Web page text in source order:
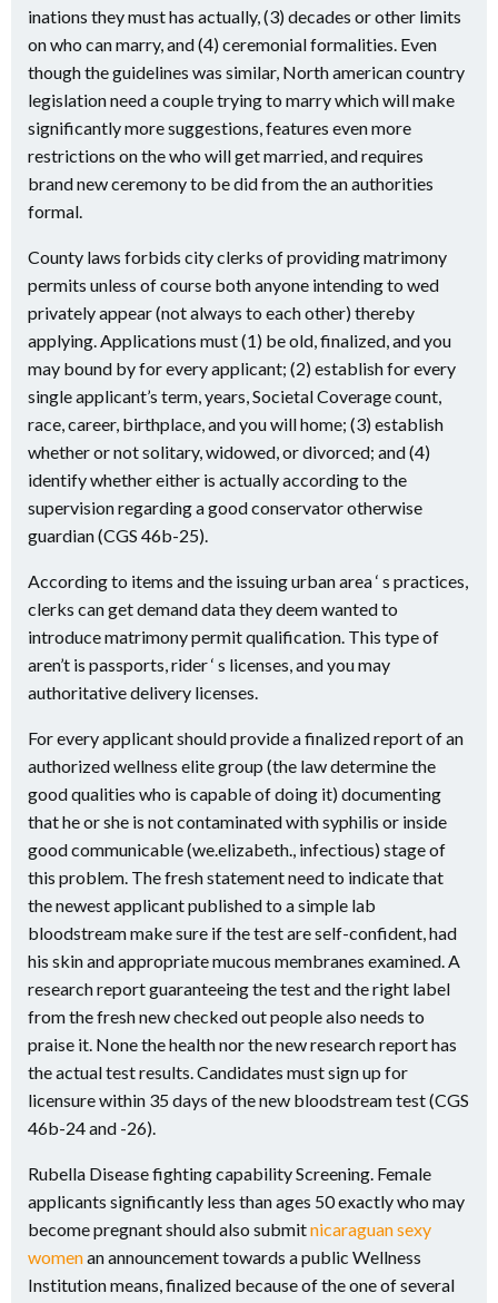
inations they must has actually, (3) decades or other limits
on who can marry, and (4) ceremonial formalities. Even
though the guidelines was similar, North american country
legislation need a couple trying to marry which will make
significantly more suggestions, features even more
restrictions on the who will get married, and requires
brand new ceremony to be did from the an authorities
formal.
County laws forbids city clerks of providing matrimony
permits unless of course both anyone intending to wed
privately appear (not always to each other) thereby
applying. Applications must (1) be old, finalized, and you
may bound by for every applicant; (2) establish for every
single applicant’s term, years, Societal Coverage count,
race, career, birthplace, and you will home; (3) establish
whether or not solitary, widowed, or divorced; and (4)
identify whether either is actually according to the
supervision regarding a good conservator otherwise
guardian (CGS 46b-25).
According to items and the issuing urban area ‘ s practices,
clerks can get demand data they deem wanted to
introduce matrimony permit qualification. This type of
aren’t is passports, rider ‘ s licenses, and you may
authoritative delivery licenses.
For every applicant should provide a finalized report of an
authorized wellness elite group (the law determine the
good qualities who is capable of doing it) documenting
that he or she is not contaminated with syphilis or inside
good communicable (we.elizabeth., infectious) stage of
this problem. The fresh statement need to indicate that
the newest applicant published to a simple lab
bloodstream make sure if the test are self-confident, had
his skin and appropriate mucous membranes examined. A
research report guaranteeing the test and the right label
from the fresh new checked out people also needs to
praise it. None the health nor the new research report has
the actual test results. Candidates must sign up for
licensure within 35 days of the new bloodstream test (CGS
46b-24 and -26).
Rubella Disease fighting capability Screening. Female
applicants significantly less than ages 50 exactly who may
become pregnant should also submitnicaraguan sexy
womenan announcement towards a public Wellness
Institution means, finalized because of the one of several